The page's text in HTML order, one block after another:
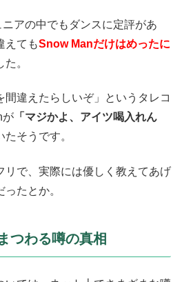
アの中でもダンスに定評があ
えてもSnow Manだけはめったに
た。
間違えたらしいぞ」というタレコ
が 「マジかよ、アイツ喝入れん
そうです。
リで、実際には優しく教えてあげ
たとか。
つわる噂の真相